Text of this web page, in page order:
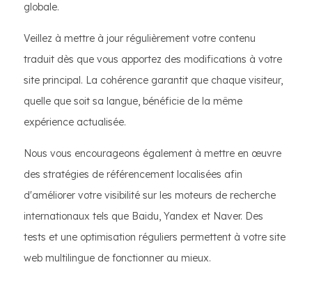
globale.
Veillez à mettre à jour régulièrement votre contenu
traduit dès que vous apportez des modifications à votre
site principal. La cohérence garantit que chaque visiteur,
quelle que soit sa langue, bénéficie de la même
expérience actualisée.
Nous vous encourageons également à mettre en œuvre
des stratégies de référencement localisées afin
d'améliorer votre visibilité sur les moteurs de recherche
internationaux tels que Baidu, Yandex et Naver. Des
tests et une optimisation réguliers permettent à votre site
web multilingue de fonctionner au mieux.